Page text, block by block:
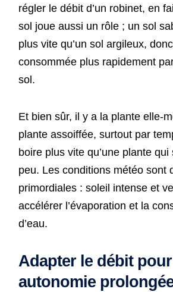
régler le débit d’un robinet, en
sol joue aussi un rôle ; un sol
plus vite qu’un sol argileux,
consommée plus rapidement
sol.
Et bien sûr, il y a la plante elle-
plante assoiffée, surtout par
boire plus vite qu’une plante
peu. Les conditions météo sont
primordiales : soleil intense et
accélérer l’évaporation et la
d’eau.
Adapter le débit
autonomie